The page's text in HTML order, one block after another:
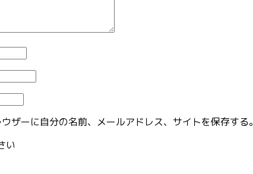
ザーに自分の名前、メールアドレス、サイトを保存する。
い